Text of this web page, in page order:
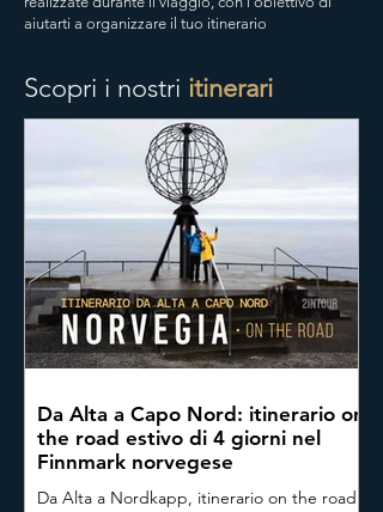
aiutarti a organizzare il tuo itinerario
Scopri i nostri itinerari
Da Alta a Capo Nord: itinerario on
the road estivo di 4 giorni nel
Finnmark norvegese
Da Alta a Nordkapp, itinerario on the road